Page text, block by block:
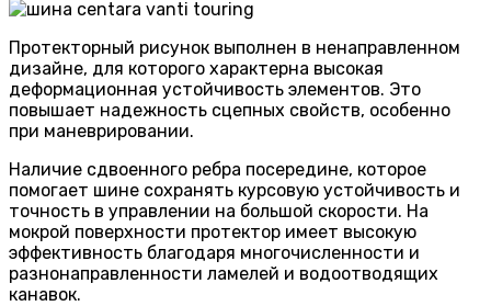
Протекторный рисунок выполнен в ненаправленном
дизайне, для которого характерна высокая
деформационная устойчивость элементов. Это
повышает надежность сцепных свойств, особенно
при маневрировании.
Наличие сдвоенного ребра посередине, которое
помогает шине сохранять курсовую устойчивость и
точность в управлении на большой скорости. На
мокрой поверхности протектор имеет высокую
эффективность благодаря многочисленности и
разнонаправленности ламелей и водоотводящих
канавок.